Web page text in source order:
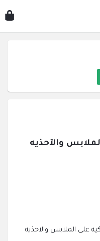
على الملابس والاحذيه